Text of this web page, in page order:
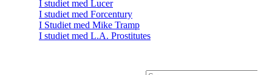
I studiet med Lucer
I studiet med Forcentury
I Studiet med Mike Tramp
I studiet med L.A. Prostitutes